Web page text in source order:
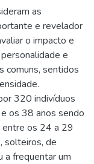
as
e revelador
o impacto e
e
comuns, sentidos
320 indivíduos
os 38 anos sendo
entre os 24 a 29
solteiros, de
a frequentar um